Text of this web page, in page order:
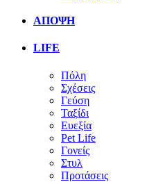
ΑΠΟΨΗ
LIFE
Πόλη
Σχέσεις
Γεύση
Ταξίδι
Ευεξία
Pet Life
Γονείς
Στυλ
Προτάσεις